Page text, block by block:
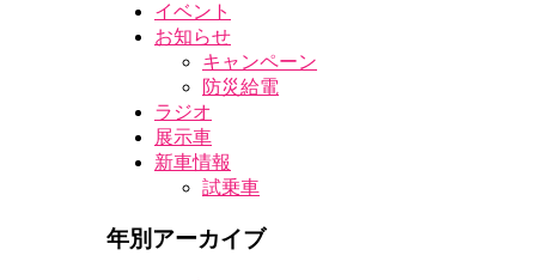
イベント
お知らせ
キャンペーン
防災給電
ラジオ
展示車
新車情報
試乗車
年別アーカイブ